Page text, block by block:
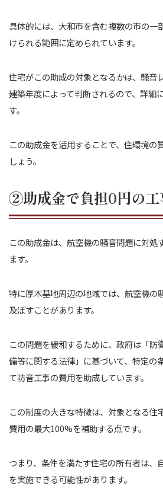
具体的には、大和市を含む複数の市の一
けられる範囲に定められています。
住宅がこの助成の対象となるかは、騒音
建築年度によって判断されるので、詳細
す。
この助成金を活用することで、住環境の
しょう。
②助成金で負担0円の工
この助成金は、航空機の騒音問題に対処
ます。
特に厚木基地周辺の地域では、航空機の
及ぼすことがあります。
この問題を緩和するために、政府は「防
備等に関する法律」に基づいて、特定の
て防音工事の費用を助成しています。
この制度の大きな特徴は、対象となる住
費用の最大100%を補助する点です。
つまり、条件を満たす住宅の所有者は、
を実施できる可能性があります。